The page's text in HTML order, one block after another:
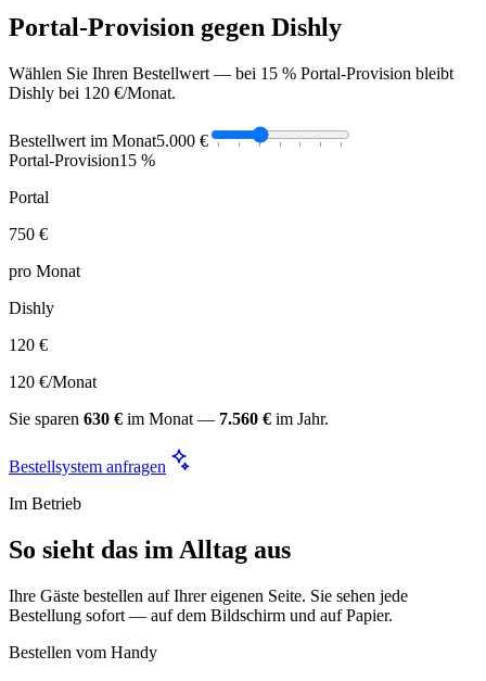
Portal-Provision gegen Dishly
Wählen Sie Ihren Bestellwert — bei 15 % Portal-Provision bleibt
Dishly bei 120 €/Monat.
Bestellwert im Monat5.000 €
Portal-Provision15 %
Portal
750 €
pro Monat
Dishly
120 €
120 €/Monat
Sie sparen 630 € im Monat — 7.560 € im Jahr.
Bestellsystem anfragen
Im Betrieb
So sieht das im Alltag aus
Ihre Gäste bestellen auf Ihrer eigenen Seite. Sie sehen jede
Bestellung sofort — auf dem Bildschirm und auf Papier.
Bestellen vom Handy